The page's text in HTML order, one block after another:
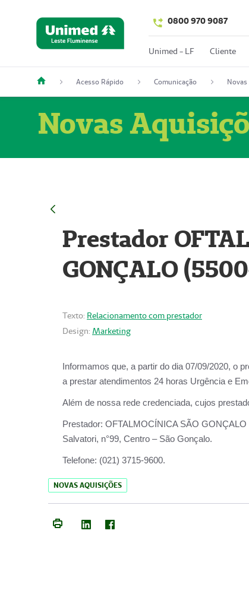
0800 970 9087
Unimed - LF Cliente
Acesso Rápido Comunicação
Novas
Prestador
GONÇALO
Texto: Relacionamento com prestador
Design: Marketing
Informamos que, a partir do dia 07/09/2020, o
a prestar atendimentos 24 horas Urgência e
Além de nossa rede credenciada, cujos
Prestador: OFTALMOCÍNICA
Salvatori, n°99, Centro – São Gonçalo.
Telefone: (021) 3715-9600.
NOVAS AQUISIÇÕES